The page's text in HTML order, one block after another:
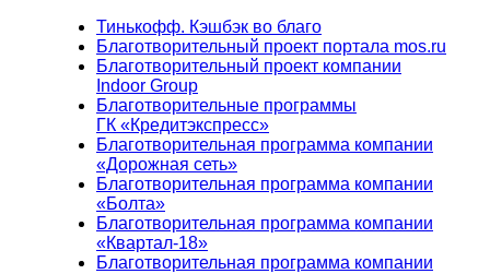
Тинькофф. Кэшбэк во благо
Благотворительный проект портала mos.ru
Благотворительный проект компании
Indoor Group
Благотворительные программы
ГК «Кредитэкспресс»
Благотворительная программа компании
«Дорожная сеть»
Благотворительная программа компании
«Болта»
Благотворительная программа компании
«Квартал-18»
Благотворительная программа компании